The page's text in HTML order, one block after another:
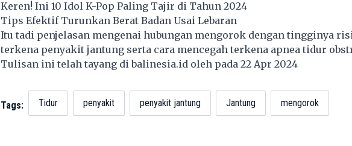
Keren! Ini 10 Idol K-Pop Paling Tajir di Tahun 2024
Tips Efektif Turunkan Berat Badan Usai Lebaran
Itu tadi penjelasan mengenai hubungan mengorok dengan tingginya
terkena penyakit jantung serta cara mencegah terkena apnea tidur
Tulisan ini telah tayang dibalinesia.id oleh pada 22 Apr 2024
Tags: Tidur penyakit penyakit jantung Jantung mengorok